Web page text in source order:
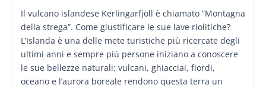
Il vulcano islandese Kerlingarfjöll è chiamato ”Montagna
della strega”. Come giustificare le sue lave riolitiche?
L’Islanda è una delle mete turistiche più ricercate degli
ultimi anni e sempre più persone iniziano a conoscere
le sue bellezze naturali; vulcani, ghiacciai, fiordi,
oceano e l’aurora boreale rendono questa terra un